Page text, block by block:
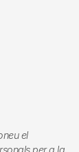
el
per a la